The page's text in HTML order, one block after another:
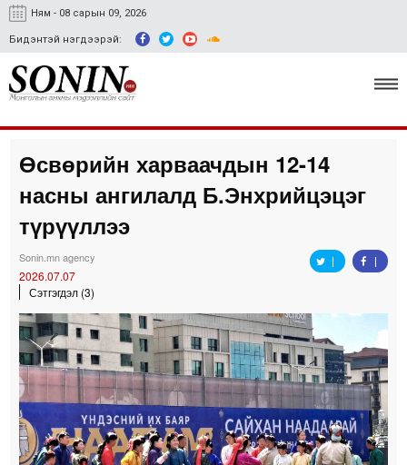
Ням - 08 сарын 09, 2026
Бидэнтэй нэгдээрэй:
Улс төр, эдийн засаг
Гэмт хэрэг
Easy news
Өсвөрийн харваачдын 12-14
насны ангилалд Б.Энхрийцэцэг
түрүүллээ
Sonin.mn agency
2026.07.07
Сэтгэгдэл (3)